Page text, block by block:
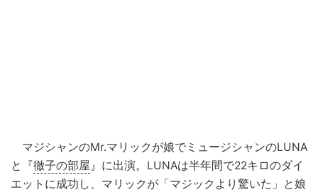
マジシャンのMr.マリックが娘でミュージシャンのLUNA
と『徹子の部屋』に出演。LUNAは半年間で22キロのダイ
エットに成功し、マリックが「マジックより驚いた」と娘